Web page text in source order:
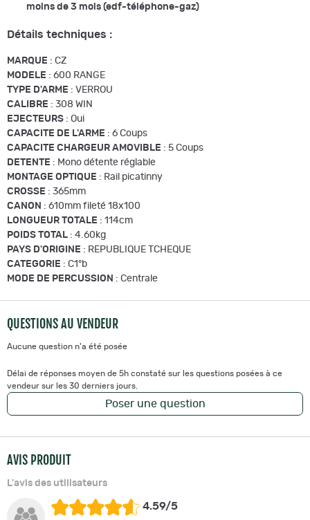
moins de 3 mois (edf-téléphone-gaz)
Détails techniques :
MARQUE : CZ
MODELE : 600 RANGE
TYPE D'ARME : VERROU
CALIBRE : 308 WIN
EJECTEURS : Oui
CAPACITE DE L'ARME : 6 Coups
CAPACITE CHARGEUR AMOVIBLE : 5 Coups
DETENTE : Mono détente réglable
MONTAGE OPTIQUE : Rail picatinny
CROSSE : 365mm
CANON : 610mm fileté 18x100
LONGUEUR TOTALE : 114cm
POIDS TOTAL : 4.60kg
PAYS D'ORIGINE : REPUBLIQUE TCHEQUE
CATEGORIE : C1°b
MODE DE PERCUSSION : Centrale
QUESTIONS AU VENDEUR
Aucune question n'a été posée
Délai de réponses moyen de 5h constaté sur les questions posées à ce
vendeur sur les 30 derniers jours.
Poser une question
AVIS PRODUIT
L'avis des utilisateurs
4.59/5